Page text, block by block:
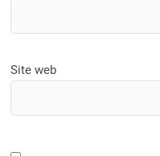
Site web